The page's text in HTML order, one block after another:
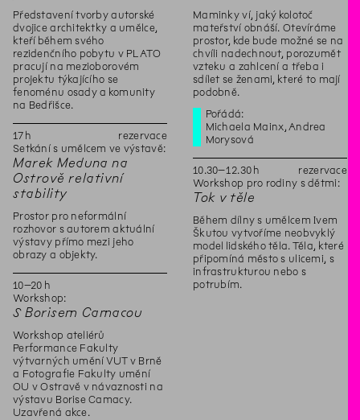
Představení tvorby autorské
dvojice architektky a umělce,
kteří během svého
rezidenčního pobytu v PLATO
pracují na mezioborovém
projektu týkajícího se
fenoménu osady a komunity
na Bedřišce.
17h
rezervace
Setkání s umělcem ve výstavě:
Marek Meduna na
Ostrově relativní
stability
Prostor pro neformální
rozhovor s autorem aktuální
výstavy přímo mezi jeho
obrazy a objekty.
10–20 h
Workshop:
S Borisem Camacou
Workshop ateliérů
Performance Fakulty
výtvarných umění VUT v Brně
a Fotografie Fakulty umění
OU v Ostravě v návaznosti na
výstavu Borise Camacy.
Uzavřená akce.
Maminky ví, jaký kolotoč
mateřství obnáší. Otevíráme
prostor, kde bude možné se na
chvíli nadechnout, porozumět
vzteku a zahlcení a třeba i
sdílet se ženami, které to mají
podobně.
Pořádá:
Michaela Mainx, Andrea
Morysová
10.30–12.30 h
rezervace
Workshop pro rodiny s dětmi:
Tok v těle
Během dílny s umělcem Ivem
Škutou vytvoříme neobvyklý
model lidského těla. Těla, které
připomíná město s ulicemi, s
infrastrukturou nebo s
potrubím.